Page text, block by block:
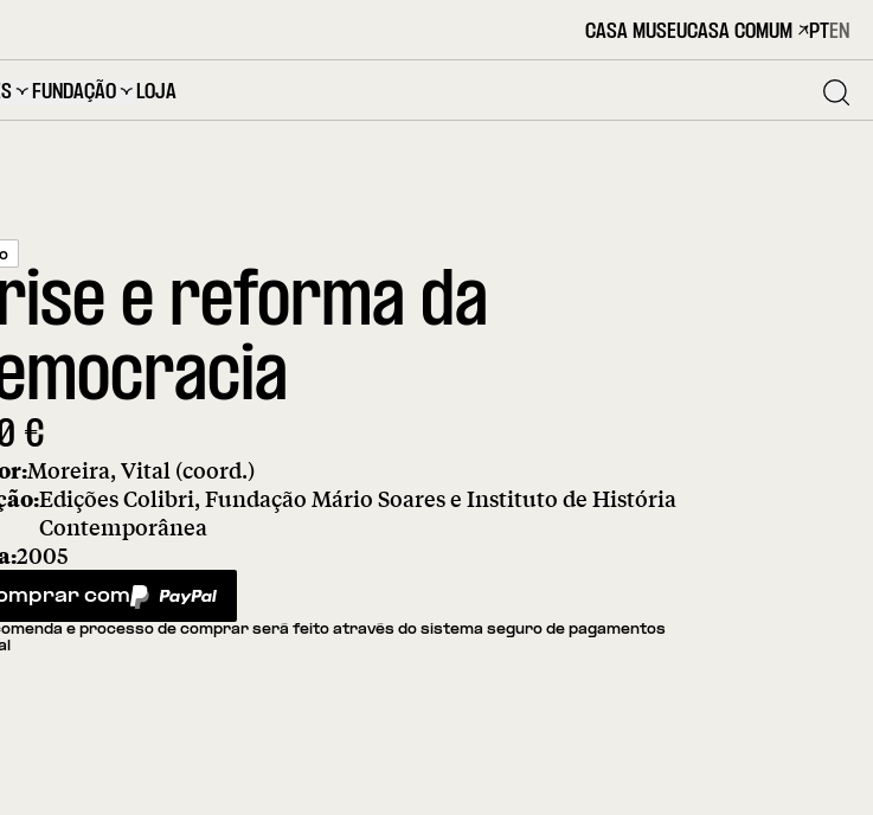
CASA MUSEUCASA COMUM PTEN
FUNDAÇÃO LOJA
e reforma da
€
Moreira, Vital (coord.)
Edições Colibri, Fundação Mário Soares e Instituto de História
Contemporânea
2005
com
e processo de comprar será feito através do sistema seguro de pagamentos